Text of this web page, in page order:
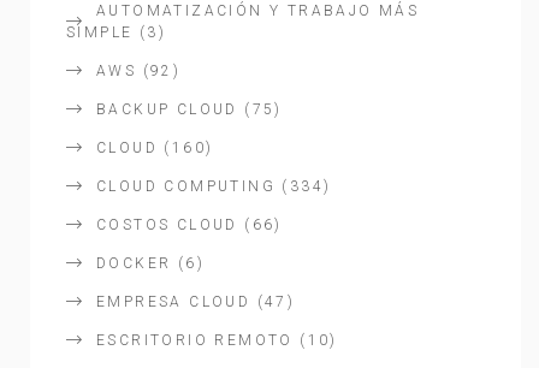
AUTOMATIZACIÓN Y TRABAJO MÁS
SIMPLE
(3)
AWS (92)
BACKUP CLOUD (75)
CLOUD (160)
CLOUD COMPUTING (334)
COSTOS CLOUD (66)
DOCKER (6)
EMPRESA CLOUD (47)
ESCRITORIO REMOTO (10)